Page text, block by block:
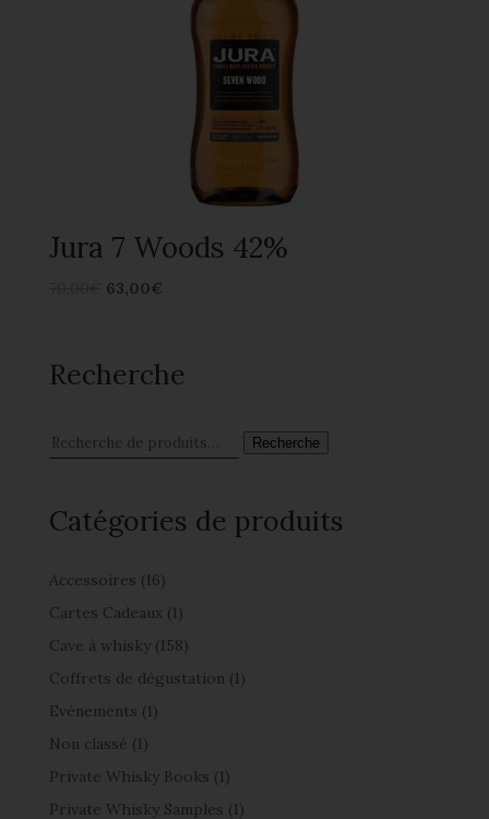
Jura 7 Woods 42%
63,00€
Recherche
Recherche
Catégories de produits
Accessoires (16)
Cartes Cadeaux (1)
Cave à whisky (158)
Coffrets de dégustation (1)
Evénements (1)
Non classé (1)
Private Whisky Books (1)
Private Whisky Samples (1)